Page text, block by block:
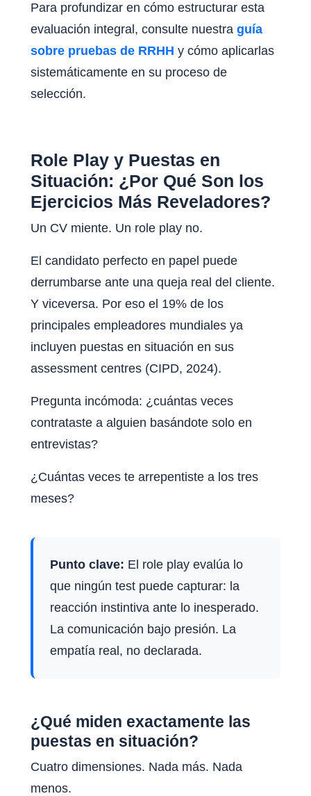
Para profundizar en cómo estructurar esta
evaluación integral, consulte nuestra guía
sobre pruebas de RRHH y cómo aplicarlas
sistemáticamente en su proceso de
selección.
Role Play y Puestas en
Situación: ¿Por Qué Son los
Ejercicios Más Reveladores?
Un CV miente. Un role play no.
El candidato perfecto en papel puede
derrumbarse ante una queja real del cliente.
Y viceversa. Por eso el 19% de los
principales empleadores mundiales ya
incluyen puestas en situación en sus
assessment centres (CIPD, 2024).
Pregunta incómoda: ¿cuántas veces
contrataste a alguien basándote solo en
entrevistas?
¿Cuántas veces te arrepentiste a los tres
meses?
Punto clave: El role play evalúa lo
que ningún test puede capturar: la
reacción instintiva ante lo inesperado.
La comunicación bajo presión. La
empatía real, no declarada.
¿Qué miden exactamente las
puestas en situación?
Cuatro dimensiones. Nada más. Nada
menos.